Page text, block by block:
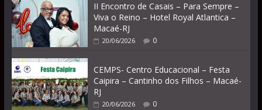
II Encontro de Casais – Para Sempre –
Viva o Reino – Hotel Royal Atlantica –
Macaé-RJ
20/06/2026 0
CEMPS- Centro Educacional – Festa
Caipira – Cantinho dos Filhos – Macaé-
RJ
20/06/2026 0